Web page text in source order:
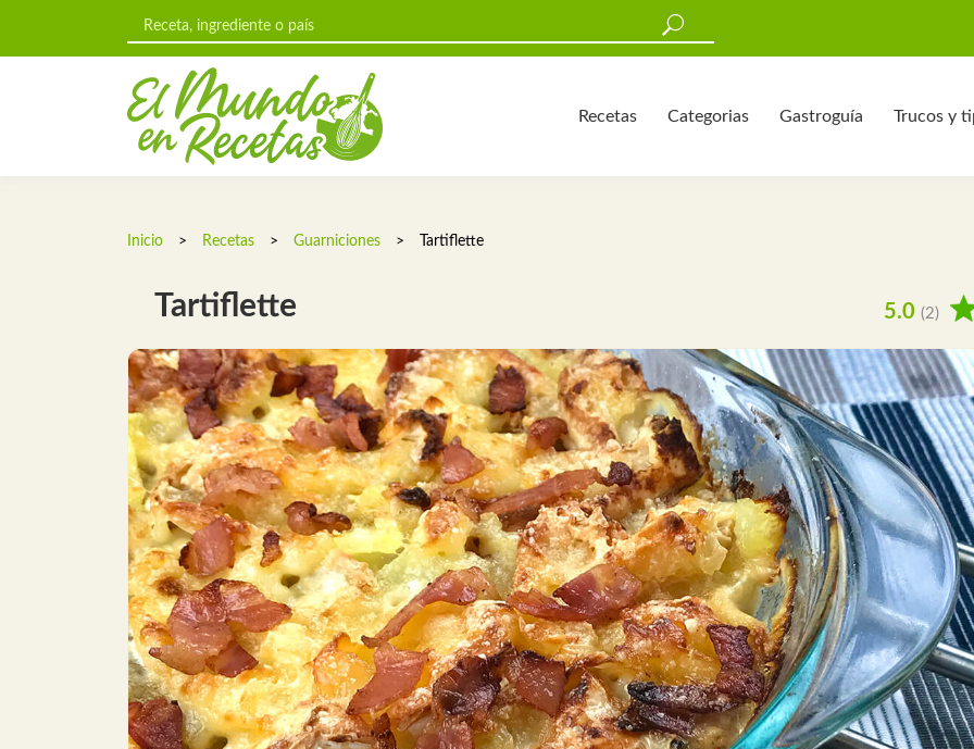
Recetas Categorias Gastroguía Trucos y
Inicio > Recetas > Guarniciones > Tartiflette
Tartiflette 5.0 (2)